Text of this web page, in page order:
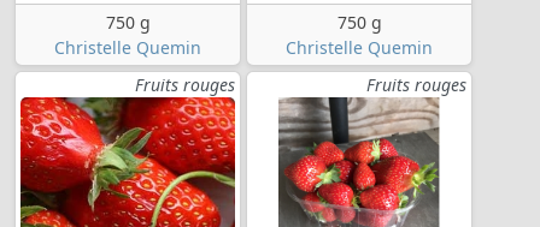
750 g
Christelle Quemin
750 g
Christelle Quemin
Fruits rouges
Fruits rouges